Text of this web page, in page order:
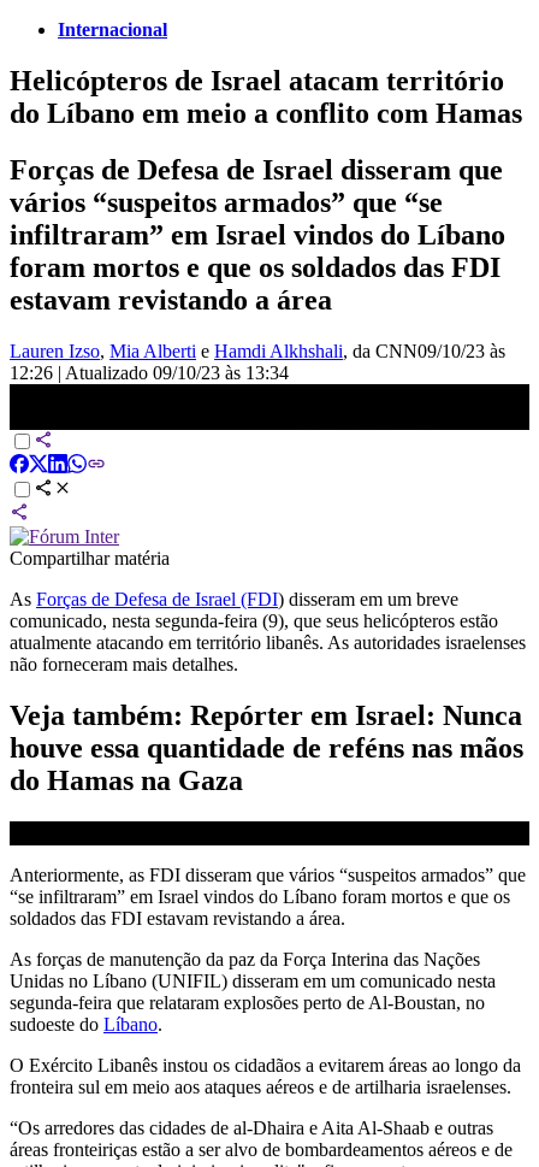
Internacional
Helicópteros de Israel atacam território
do Líbano em meio a conflito com Hamas
Forças de Defesa de Israel disseram que
vários “suspeitos armados” que “se
infiltraram” em Israel vindos do Líbano
foram mortos e que os soldados das FDI
estavam revistando a área
Lauren Izso, Mia Alberti e Hamdi Alkhshali, da CNN09/10/23 às
12:26 | Atualizado 09/10/23 às 13:34
Compartilhar matéria
As Forças de Defesa de Israel (FDI) disseram em um breve
comunicado, nesta segunda-feira (9), que seus helicópteros estão
atualmente atacando em território libanês. As autoridades israelenses
não forneceram mais detalhes.
Veja também: Repórter em Israel: Nunca
houve essa quantidade de reféns nas mãos
do Hamas na Gaza
Anteriormente, as FDI disseram que vários “suspeitos armados” que
“se infiltraram” em Israel vindos do Líbano foram mortos e que os
soldados das FDI estavam revistando a área.
As forças de manutenção da paz da Força Interina das Nações
Unidas no Líbano (UNIFIL) disseram em um comunicado nesta
segunda-feira que relataram explosões perto de Al-Boustan, no
sudoeste do Líbano.
O Exército Libanês instou os cidadãos a evitarem áreas ao longo da
fronteira sul em meio aos ataques aéreos e de artilharia israelenses.
“Os arredores das cidades de al-Dhaira e Aita Al-Shaab e outras
áreas fronteiriças estão a ser alvo de bombardeamentos aéreos e de